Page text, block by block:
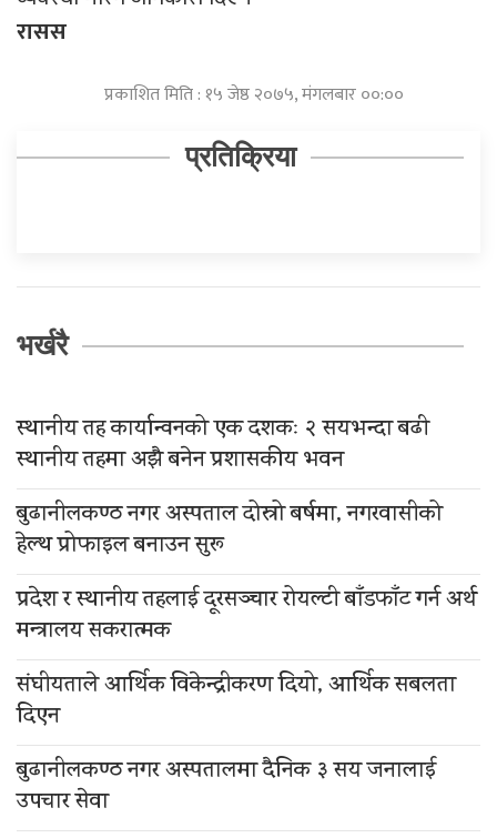
रासस
प्रकाशित मिति : १५ जेष्ठ २०७५, मंगलबार ००:००
प्रतिक्रिया
भर्खरै
स्थानीय तह कार्यान्वनको एक दशकः २ सयभन्दा बढी
स्थानीय तहमा अझै बनेन प्रशासकीय भवन
बुढानीलकण्ठ नगर अस्पताल दोस्रो बर्षमा, नगरवासीको
हेल्थ प्रोफाइल बनाउन सुरू
प्रदेश र स्थानीय तहलाई दूरसञ्चार रोयल्टी बाँडफाँट गर्न अर्थ
मन्त्रालय सकरात्मक
संघीयताले आर्थिक विकेन्द्रीकरण दियो, आर्थिक सबलता
दिएन
बुढानीलकण्ठ नगर अस्पतालमा दैनिक ३ सय जनालाई
उपचार सेवा